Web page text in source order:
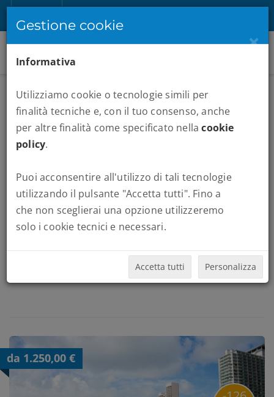
MARATONE :HONOLULU
Quando vuoi partire:
da 1.250,00 €
Gestione cookie
×
Informativa
Utilizziamo cookie o tecnologie simili per
finalità tecniche e, con il tuo consenso, anche
per altre finalità come specificato nellacookie
policy.
Puoi acconsentire all'utilizzo di tali tecnologie
utilizzando il pulsante "Accetta tutti". Fino a
che non sceglierai una opzione utilizzeremo
solo i cookie tecnici e necessari.
Accetta tutti Personalizza